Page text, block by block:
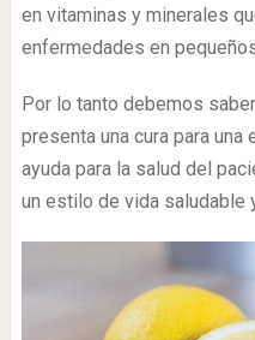
en vitaminas y minerales
enfermedades en
Por lo tanto debemos
presenta una cura para
ayuda para la salud del
un estilo de vida saludable